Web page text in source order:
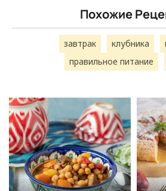
Похожие
завтрак клубника
правильное питание